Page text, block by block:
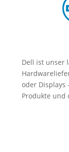
Dell ist unser
oder Displays
Produkte und